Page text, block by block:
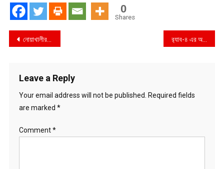
0
Shares
Post
নোয়াখালীর কবিরহাটে সরকারি চাল বিক্রির অভিযোগে বিএনপি নেতা গ্রেপ্তার র‍্যাব-৪ এর অভিযানে কার্যক্রম নিষিদ্ধ আওয়ামী লীগের সহযোগী সংগঠন যুবলীগের ১ নেতা গ্রেফতার
Leave a Reply
Your email address will not be published. Required fields
are marked *
Comment*